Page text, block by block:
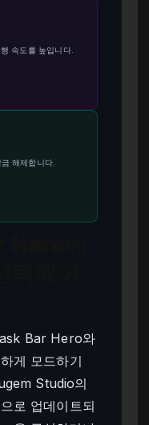
속도를 높입니다.
해제합니다.
Bar Hero와
게 모드하기
Studio의
로 업데이트되